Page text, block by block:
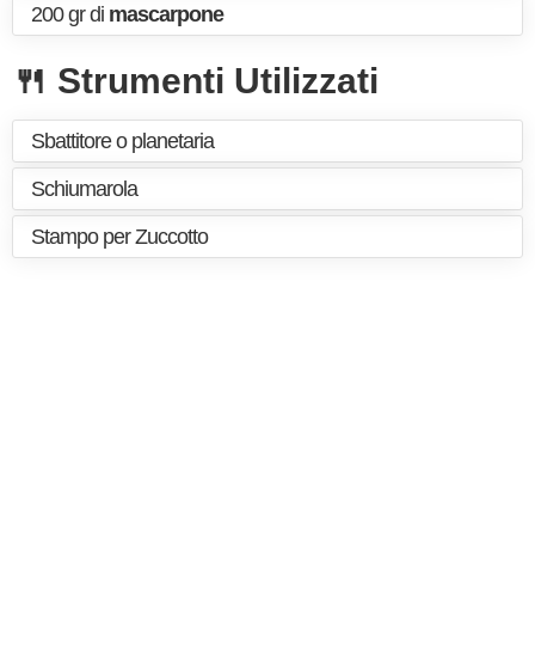
200 gr di mascarpone
🍴 Strumenti Utilizzati
Sbattitore o planetaria
Schiumarola
Stampo per Zuccotto